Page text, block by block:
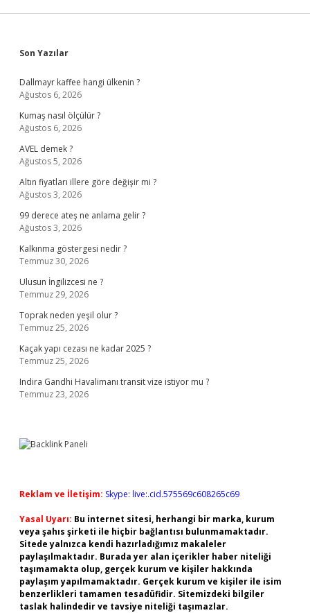
Sidebar
Son Yazılar
Dallmayr kaffee hangi ülkenin ?
Ağustos 6, 2026
Kumaş nasıl ölçülür ?
Ağustos 6, 2026
AVEL demek ?
Ağustos 5, 2026
Altın fiyatları illere göre değişir mi ?
Ağustos 3, 2026
99 derece ateş ne anlama gelir ?
Ağustos 3, 2026
Kalkınma göstergesi nedir ?
Temmuz 30, 2026
Ulusun İngilizcesi ne ?
Temmuz 29, 2026
Toprak neden yeşil olur ?
Temmuz 25, 2026
Kaçak yapı cezası ne kadar 2025 ?
Temmuz 25, 2026
Indira Gandhi Havalimanı transit vize istiyor mu ?
Temmuz 23, 2026
Reklam ve İletişim: Skype: live:.cid.575569c608265c69
Yasal Uyarı: Bu internet sitesi, herhangi bir marka, kurum
veya şahıs şirketi ile hiçbir bağlantısı bulunmamaktadır.
Sitede yalnızca kendi hazırladığımız makaleler
paylaşılmaktadır. Burada yer alan içerikler haber niteliği
taşımamakta olup, gerçek kurum ve kişiler hakkında
paylaşım yapılmamaktadır. Gerçek kurum ve kişiler ile isim
benzerlikleri tamamen tesadüfidir. Sitemizdeki bilgiler
taslak halindedir ve tavsiye niteliği taşımazlar.